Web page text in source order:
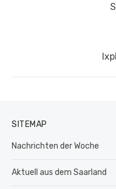
SITEMAP
Nachrichten der Woche
Aktuell aus dem Saarland